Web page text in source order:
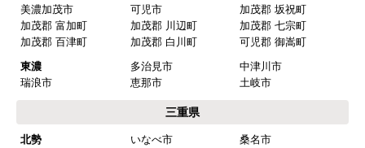
美濃加茂市
可児市
加茂郡 坂祝町
加茂郡 富加町
加茂郡 川辺町
加茂郡 七宗町
加茂郡 百津町
加茂郡 白川町
可児郡 御嵩町
東濃
多治見市
中津川市
瑞浪市
恵那市 土岐市
三重県
北勢 いなべ市
桑名市